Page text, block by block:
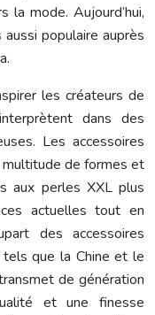
la mode. Aujourd’hui,
populaire auprès
les créateurs de
dans des
Les accessoires
de formes et
aux perles XXL plus
actuelles tout en
des accessoires
que la Chine et le
de génération
et une finesse